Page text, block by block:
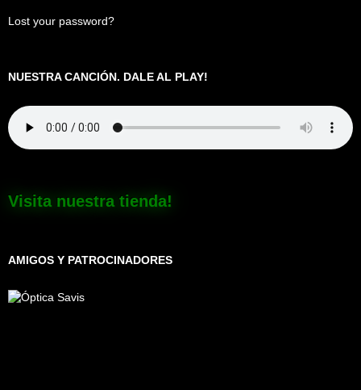
Lost your password?
NUESTRA CANCIÓN. DALE AL PLAY!
Visita nuestra tienda!
AMIGOS Y PATROCINADORES